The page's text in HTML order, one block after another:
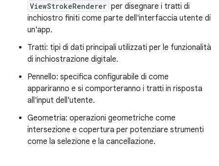
ViewStrokeRenderer per disegnare i tratti di
inchiostro finiti come parte dell'interfaccia utente di
un'app.
Tratti: tipi di dati principali utilizzati per le funzionalità
di inchiostrazione digitale.
Pennello: specifica configurabile di come
appariranno e si comporteranno i tratti in risposta
all'input dell'utente.
Geometria: operazioni geometriche come
intersezione e copertura per potenziare strumenti
come la selezione e la cancellazione.